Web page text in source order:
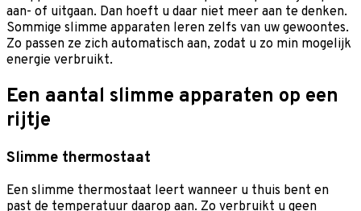
aan- of uitgaan. Dan hoeft u daar niet meer aan te denken.
Sommige slimme apparaten leren zelfs van uw gewoontes.
Zo passen ze zich automatisch aan, zodat u zo min mogelijk
energie verbruikt.
Een aantal slimme apparaten op een
rijtje
Slimme thermostaat
Een slimme thermostaat leert wanneer u thuis bent en
past de temperatuur daarop aan. Zo verbruikt u geen